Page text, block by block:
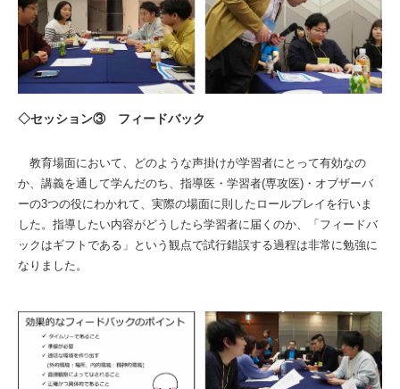
◇セッション③ フィードバック
教育場面において、どのような声掛けが学習者にとって有効なの
か、講義を通して学んだのち、指導医・学習者(専攻医)・オブザーバ
ーの3つの役にわかれて、実際の場面に則したロールプレイを行いま
した。指導したい内容がどうしたら学習者に届くのか、「フィードバ
ックはギフトである」という観点で試行錯誤する過程は非常に勉強に
なりました。